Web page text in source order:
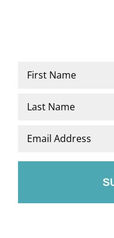
Name
Email